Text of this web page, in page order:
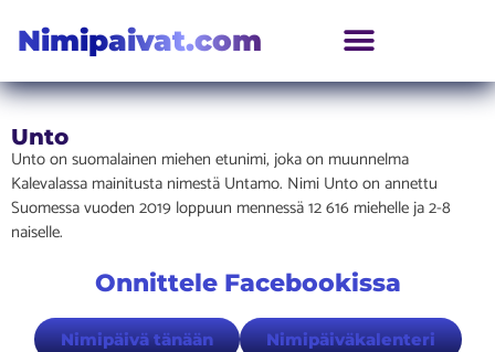
Nimipaivat.com
Unto
Unto on suomalainen miehen etunimi, joka on muunnelma
Kalevalassa mainitusta nimestä Untamo. Nimi Unto on annettu
Suomessa vuoden 2019 loppuun mennessä 12 616 miehelle ja 2-8
naiselle.
Onnittele Facebookissa
Nimipäivä tänään Nimipäiväkalenteri